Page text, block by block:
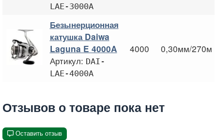
LAE-3000A
Безынерционная
катушка Daiwa
Laguna E 4000A
Артикул: DAI-
LAE-4000A
4000 0,30мм/270м
Отзывов о товаре пока нет
Оставить отзыв